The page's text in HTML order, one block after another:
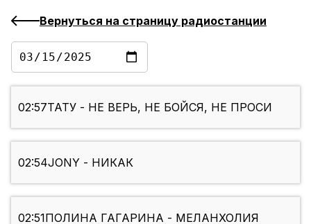
Вернуться на страницу радиостанции
02:57ТАТУ - НЕ ВЕРЬ, НЕ БОЙСЯ, НЕ ПРОСИ
02:54JONY - НИКАК
02:51ПОЛИНА ГАГАРИНА - МЕЛАНХОЛИЯ